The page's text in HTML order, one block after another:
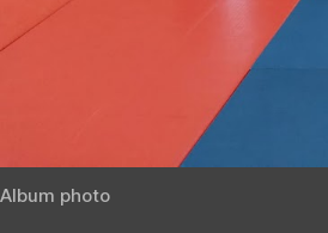
Album photo